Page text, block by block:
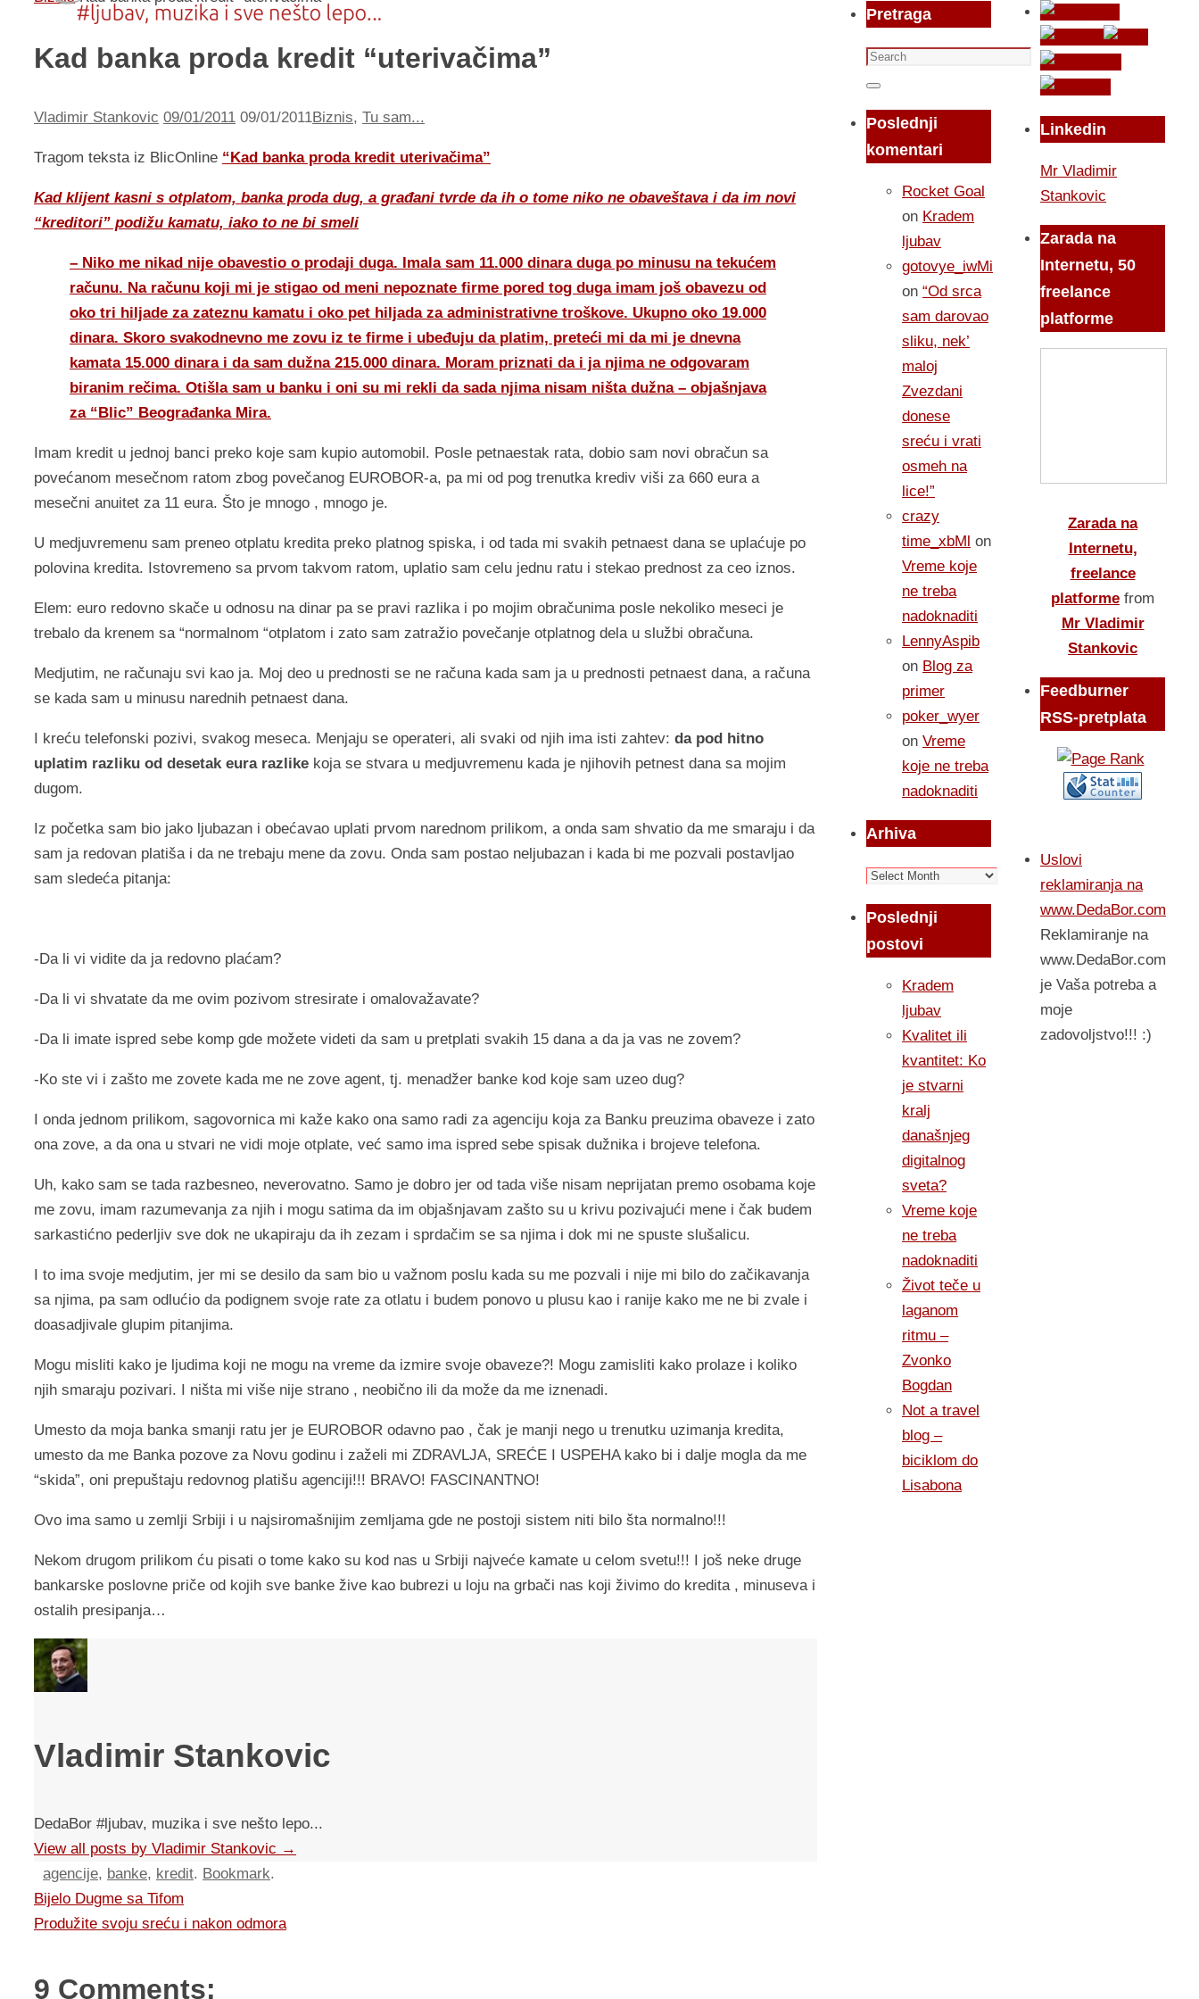
Kad banka proda kredit “uterivačima”
Vladimir Stankovic 09/01/2011 09/01/2011Biznis, Tu sam...
Tragom teksta iz BlicOnline “Kad banka proda kredit uterivačima”
Kad klijent kasni s otplatom, banka proda dug, a građani tvrde da ih o tome niko ne obaveštava i da im novi
“kreditori” podižu kamatu, iako to ne bi smeli
– Niko me nikad nije obavestio o prodaji duga. Imala sam 11.000 dinara duga po minusu na tekućem
računu. Na računu koji mi je stigao od meni nepoznate firme pored tog duga imam još obavezu od
oko tri hiljade za zateznu kamatu i oko pet hiljada za administrativne troškove. Ukupno oko 19.000
dinara. Skoro svakodnevno me zovu iz te firme i ubeđuju da platim, preteći mi da mi je dnevna
kamata 15.000 dinara i da sam dužna 215.000 dinara. Moram priznati da i ja njima ne odgovaram
biranim rečima. Otišla sam u banku i oni su mi rekli da sada njima nisam ništa dužna – objašnjava
za “Blic” Beograđanka Mira.
Imam kredit u jednoj banci preko koje sam kupio automobil. Posle petnaestak rata, dobio sam novi obračun sa
povećanom mesečnom ratom zbog povečanog EUROBOR-a, pa mi od pog trenutka krediv viši za 660 eura a
mesečni anuitet za 11 eura. Što je mnogo , mnogo je.
U medjuvremenu sam preneo otplatu kredita preko platnog spiska, i od tada mi svakih petnaest dana se uplaćuje po
polovina kredita. Istovremeno sa prvom takvom ratom, uplatio sam celu jednu ratu i stekao prednost za ceo iznos.
Elem: euro redovno skače u odnosu na dinar pa se pravi razlika i po mojim obračunima posle nekoliko meseci je
trebalo da krenem sa “normalnom “otplatom i zato sam zatražio povečanje otplatnog dela u službi obračuna.
Medjutim, ne računaju svi kao ja. Moj deo u prednosti se ne računa kada sam ja u prednosti petnaest dana, a računa
se kada sam u minusu narednih petnaest dana.
I kreću telefonski pozivi, svakog meseca. Menjaju se operateri, ali svaki od njih ima isti zahtev: da pod hitno
uplatim razliku od desetak eura razlike koja se stvara u medjuvremenu kada je njihovih petnest dana sa mojim
dugom.
Iz početka sam bio jako ljubazan i obećavao uplati prvom narednom prilikom, a onda sam shvatio da me smaraju i da
sam ja redovan platiša i da ne trebaju mene da zovu. Onda sam postao neljubazan i kada bi me pozvali postavljao
sam sledeća pitanja:
-Da li vi vidite da ja redovno plaćam?
-Da li vi shvatate da me ovim pozivom stresirate i omalovažavate?
-Da li imate ispred sebe komp gde možete videti da sam u pretplati svakih 15 dana a da ja vas ne zovem?
-Ko ste vi i zašto me zovete kada me ne zove agent, tj. menadžer banke kod koje sam uzeo dug?
I onda jednom prilikom, sagovornica mi kaže kako ona samo radi za agenciju koja za Banku preuzima obaveze i zato
ona zove, a da ona u stvari ne vidi moje otplate, već samo ima ispred sebe spisak dužnika i brojeve telefona.
Uh, kako sam se tada razbesneo, neverovatno. Samo je dobro jer od tada više nisam neprijatan premo osobama koje
me zovu, imam razumevanja za njih i mogu satima da im objašnjavam zašto su u krivu pozivajući mene i čak budem
sarkastićno pederljiv sve dok ne ukapiraju da ih zezam i sprdačim se sa njima i dok mi ne spuste slušalicu.
I to ima svoje medjutim, jer mi se desilo da sam bio u važnom poslu kada su me pozvali i nije mi bilo do začikavanja
sa njima, pa sam odlućio da podignem svoje rate za otlatu i budem ponovo u plusu kao i ranije kako me ne bi zvale i
doasadjivale glupim pitanjima.
Mogu misliti kako je ljudima koji ne mogu na vreme da izmire svoje obaveze?! Mogu zamisliti kako prolaze i koliko
njih smaraju pozivari. I ništa mi više nije strano , neobično ili da može da me iznenadi.
Umesto da moja banka smanji ratu jer je EUROBOR odavno pao , čak je manji nego u trenutku uzimanja kredita,
umesto da me Banka pozove za Novu godinu i zaželi mi ZDRAVLJA, SREĆE I USPEHA kako bi i dalje mogla da me
“skida”, oni prepuštaju redovnog platišu agenciji!!! BRAVO! FASCINANTNO!
Ovo ima samo u zemlji Srbiji i u najsiromašnijim zemljama gde ne postoji sistem niti bilo šta normalno!!!
Nekom drugom prilikom ću pisati o tome kako su kod nas u Srbiji najveće kamate u celom svetu!!! I još neke druge
bankarske poslovne priče od kojih sve banke žive kao bubrezi u loju na grbači nas koji živimo do kredita , minuseva i
ostalih presipanja…
Vladimir Stankovic
DedaBor #ljubav, muzika i sve nešto lepo...
View all posts by Vladimir Stankovic →
agencije, banke, kredit. Bookmark.
Bijelo Dugme sa Tifom
Produžite svoju sreću i nakon odmora
9 Comments:
Pretraga
Search
for:
Search
Poslednji
komentari
Rocket Goal
on Kradem
ljubav
gotovye_iwMi
on “Od srca
sam darovao
sliku, nek’
maloj
Zvezdani
donese
sreću i vrati
osmeh na
lice!”
crazy
time_xbMl on
Vreme koje
ne treba
nadoknaditi
LennyAspib
on Blog za
primer
poker_wyer
on Vreme
koje ne treba
nadoknaditi
Arhiva
Arhiva
Poslednji
postovi
Kradem
ljubav
Kvalitet ili
kvantitet: Ko
je stvarni
kralj
današnjeg
digitalnog
sveta?
Vreme koje
ne treba
nadoknaditi
Život teče u
laganom
ritmu –
Zvonko
Bogdan
Not a travel
blog –
biciklom do
Lisabona
Linkedin
Mr Vladimir
Stankovic
Zarada na
Internetu, 50
freelance
platforme
Zarada na
Internetu,
freelance
platforme from
Mr Vladimir
Stankovic
Feedburner
RSS-pretplata
Uslovi
reklamiranja na
www.DedaBor.com
Reklamiranje na
www.DedaBor.com
je Vaša potreba a
moje
zadovoljstvo!!! :)